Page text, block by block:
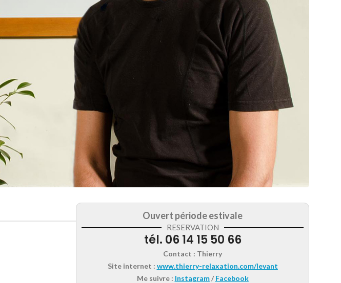
Ouvert période estivale
RESERVATION
tél. 06 14 15 50 66
Contact : Thierry
Site internet : www.thierry-relaxation.com/levant
Me suivre : Instagram/Facebook